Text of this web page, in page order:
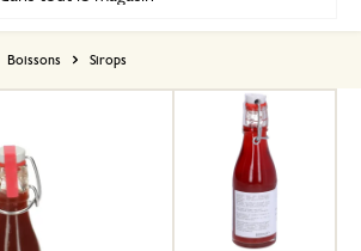
Boissons Sirops